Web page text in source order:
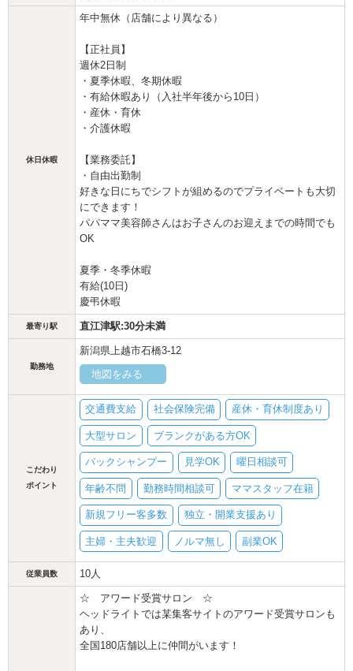
休日休暇
年中無休（店舗により異なる）
【正社員】
週休2日制
・夏季休暇、冬期休暇
・有給休暇あり（入社半年後から10日）
・産休・育休
・介護休暇
【業務委託】
・自由出勤制
好きな日にちでシフトが組めるのでプライベートも大切
にできます！
パパママ美容師さんはお子さんのお迎えまでの時間でも
OK
夏季・冬季休暇
有給(10日)
慶弔休暇
最寄り駅 直江津駅:30分未満
勤務地
新潟県上越市石橋3-12
地図をみる
こだわり
ポイント
交通費支給 社会保険完備 産休・育休制度あり
大型サロン ブランクがある方OK
バックシャンプー 見学OK 曜日相談可
年齢不問 勤務時間相談可 ママスタッフ在籍
新規フリー客多数 独立・開業支援あり
主婦・主夫歓迎 ノルマ無し 副業OK
従業員数 10人
☆ アワード受賞サロン ☆
ヘッドライトでは某集客サイトのアワード受賞サロンも
あり、
全国180店舗以上に仲間がいます！